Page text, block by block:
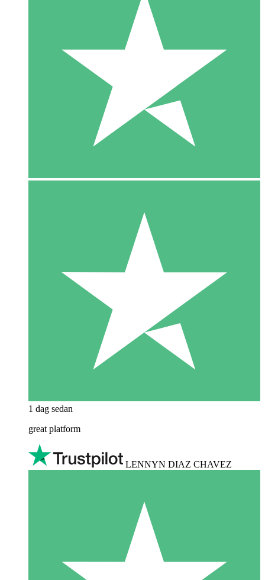
1 dag sedan
great platform
LENNYN DIAZ CHAVEZ